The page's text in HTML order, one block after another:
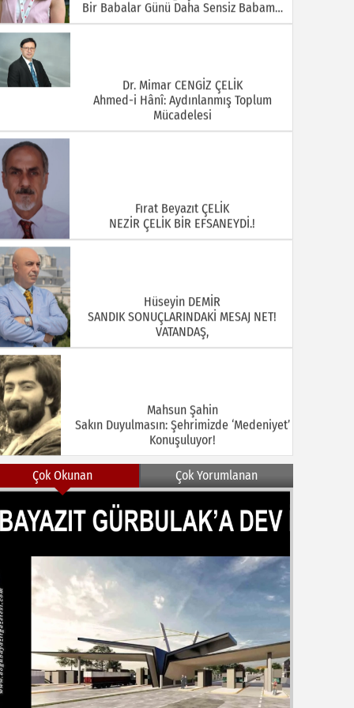
Bir Babalar Günü Daha Sensiz Babam…
Dr. Mimar CENGİZ ÇELİK
Ahmed-i Hânî: Aydınlanmış Toplum
Mücadelesi
Fırat Beyazıt ÇELİK
NEZİR ÇELİK BİR EFSANEYDİ.!
Hüseyin DEMİR
SANDIK SONUÇLARINDAKİ MESAJ NET!
VATANDAŞ,
Mahsun Şahin
Sakın Duyulmasın: Şehrimizde ‘Medeniyet’
Konuşuluyor!
MEHMET KOÇ
DOĞUBAYAZIT ASLINDA BİR İNANÇ
NEZİR ÇELİK
DOĞUBAYAZIT’TA KUŞLAR VE İNSANLAR
Çok Okunan Çok Yorumlanan